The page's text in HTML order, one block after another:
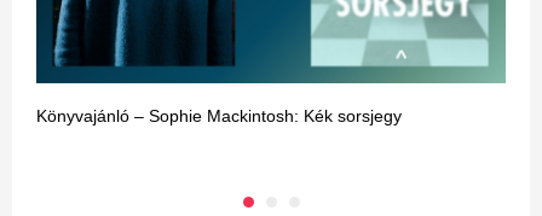
Könyvajánló – Sophie Mackintosh: Kék sorsjegy